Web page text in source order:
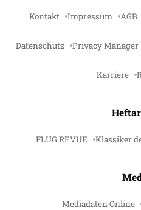
Kontakt Impressum AGB
Datenschutz Privacy Manager
Karriere
FLUG REVUE Klassiker
Mediadaten Online